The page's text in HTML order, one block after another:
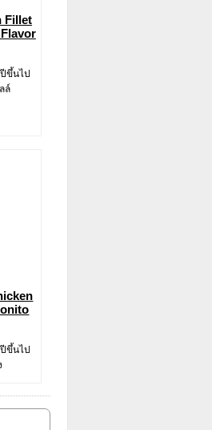
Fillet
ขึ้นไป
ล์
ขึ้นไป